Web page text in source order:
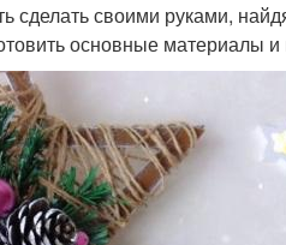
своими руками,
основные материалы и